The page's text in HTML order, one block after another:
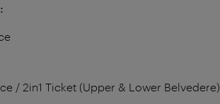
/ 2in1 Ticket (Upper & Lower Belvedere)